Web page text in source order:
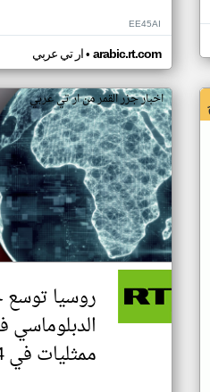
EE45AI
ار تي عربي• arabic.rt.com
اخبار جزر القمر من ار تي عربي
روسيا
الدبلوماسي
ممثليات في 4 دول جديدة